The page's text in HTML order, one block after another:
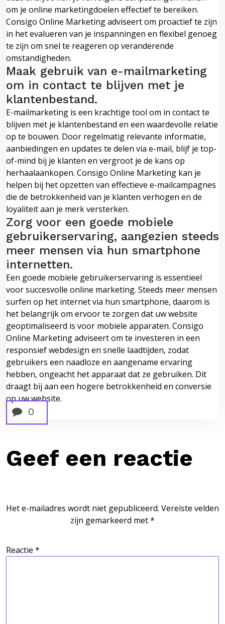
om je online marketingdoelen effectief te bereiken.
Consigo Online Marketing adviseert om proactief te zijn
in het evalueren van je inspanningen en flexibel genoeg
te zijn om snel te reageren op veranderende
omstandigheden.
Maak gebruik van e-mailmarketing
om in contact te blijven met je
klantenbestand.
E-mailmarketing is een krachtige tool om in contact te
blijven met je klantenbestand en een waardevolle relatie
op te bouwen. Door regelmatig relevante informatie,
aanbiedingen en updates te delen via e-mail, blijf je top-
of-mind bij je klanten en vergroot je de kans op
herhaalaankopen. Consigo Online Marketing kan je
helpen bij het opzetten van effectieve e-mailcampagnes
die de betrokkenheid van je klanten verhogen en de
loyaliteit aan je merk versterken.
Zorg voor een goede mobiele
gebruikerservaring, aangezien steeds
meer mensen via hun smartphone
internetten.
Een goede mobiele gebruikerservaring is essentieel
voor succesvolle online marketing. Steeds meer mensen
surfen op het internet via hun smartphone, daarom is
het belangrijk om ervoor te zorgen dat uw website
geoptimaliseerd is voor mobiele apparaten. Consigo
Online Marketing adviseert om te investeren in een
responsief webdesign en snelle laadtijden, zodat
gebruikers een naadloze en aangename ervaring
hebben, ongeacht het apparaat dat ze gebruiken. Dit
draagt bij aan een hogere betrokkenheid en conversie
op uw website.
0
Geef een reactie
Het e-mailadres wordt niet gepubliceerd. Vereiste velden
zijn gemarkeerd met*
Reactie *